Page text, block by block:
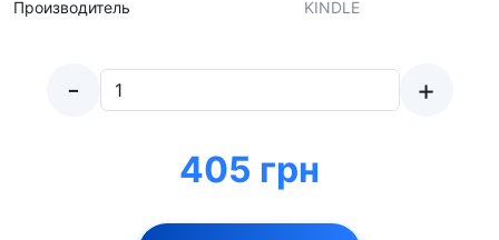
Производитель KINDLE
- +
405 грн